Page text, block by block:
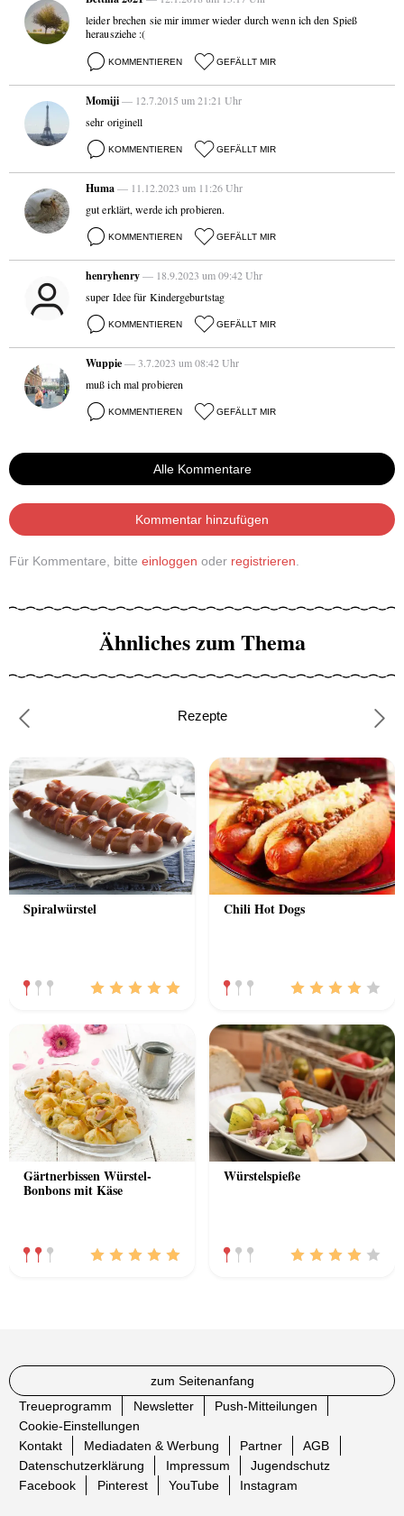
leider brechen sie mir immer wieder durch wenn ich den Spieß
herausziehe :(
KOMMENTIEREN GEFÄLLT MIR
Momiji— 12.7.2015 um 21:21 Uhr
sehr originell
KOMMENTIEREN GEFÄLLT MIR
Huma— 11.12.2023 um 11:26 Uhr
gut erklärt, werde ich probieren.
KOMMENTIEREN GEFÄLLT MIR
henryhenry— 18.9.2023 um 09:42 Uhr
super Idee für Kindergeburtstag
KOMMENTIEREN GEFÄLLT MIR
Wuppie— 3.7.2023 um 08:42 Uhr
muß ich mal probieren
KOMMENTIEREN GEFÄLLT MIR
Alle Kommentare
Kommentar hinzufügen
Für Kommentare, bitte einloggen oder registrieren
Ähnliches zum Thema
Rezepte
Spiralwürstel Chili Hot Dogs
Gärtnerbissen Würstel-
Bonbons mit Käse
Würstelspieße
zum Seitenanfang
Treueprogramm
Newsletter
Push-Mitteilungen
Cookie-Einstellungen
Kontakt
Mediadaten & Werbung Partner
AGB
Datenschutzerklärung
Impressum
Jugendschutz
Facebook
Pinterest YouTube Instagram